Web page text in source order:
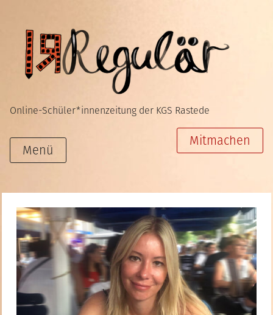
springen
Online-Schüler*innenzeitung der KGS Rastede
Menü
Mitmachen